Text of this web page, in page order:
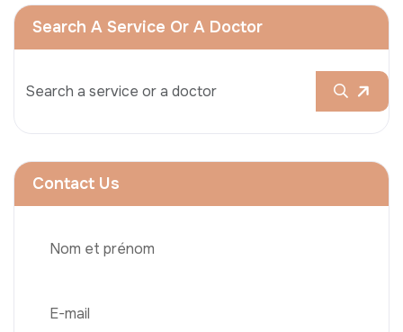
Search A Service Or A Doctor
Contact Us